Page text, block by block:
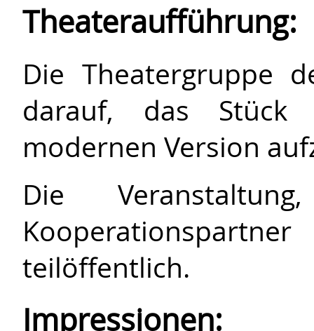
Theateraufführung:
Die Theatergruppe
darauf, das
modernen Version
Die
teilöffentlich.
Impressionen: